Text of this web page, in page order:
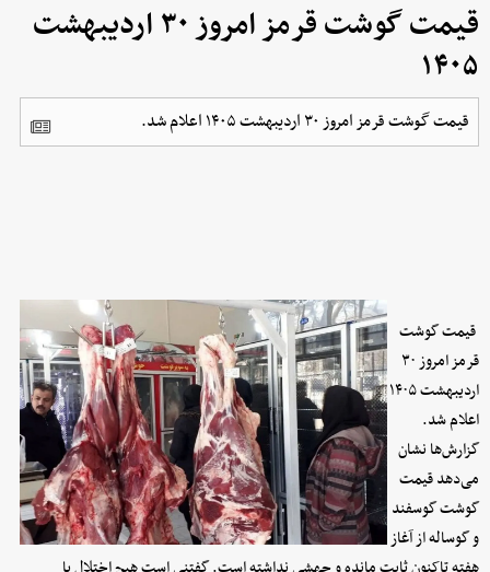
قیمت گوشت قرمز امروز ۳۰ اردیبهشت
۱۴۰۵
قیمت گوشت قرمز امروز ۳۰ اردیبهشت ۱۴۰۵ اعلام شد.
قیمت گوشت
قرمز امروز ۳۰
اردیبهشت ۱۴۰۵
اعلام شد.
گزارش‌ها نشان
می‌دهد قیمت
گوشت گوسفند
و گوساله از آغاز